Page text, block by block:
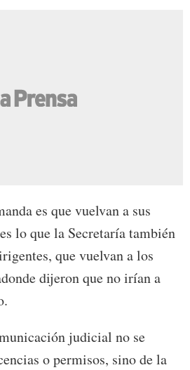
es que vuelvan a sus
lo que la Secretaría también
que vuelvan a los
dijeron que no irían a
judicial no se
o permisos, sino de la